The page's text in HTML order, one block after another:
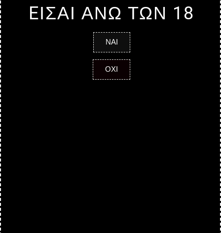
EΙΣΑΙ ΑΝΩ ΤΩΝ 18
ΝΑΙ
ΟΧΙ